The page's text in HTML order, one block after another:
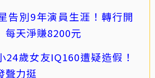
告別9年演員生涯！轉行開
天淨賺8200元
24歲女友IQ160遭疑造假！
聲力挺